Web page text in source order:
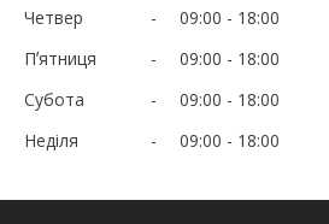
Четвер
09:00
18:00
Пʼятниця
09:00
18:00
Субота
09:00
18:00
Неділя
09:00 18:00